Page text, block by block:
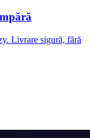
Livrare sigură, fără